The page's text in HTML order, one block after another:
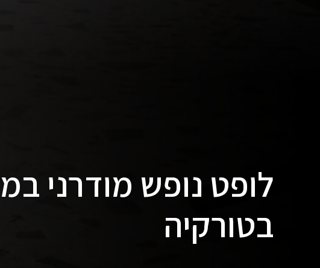
לופט נופש מודרני
בטורקיה